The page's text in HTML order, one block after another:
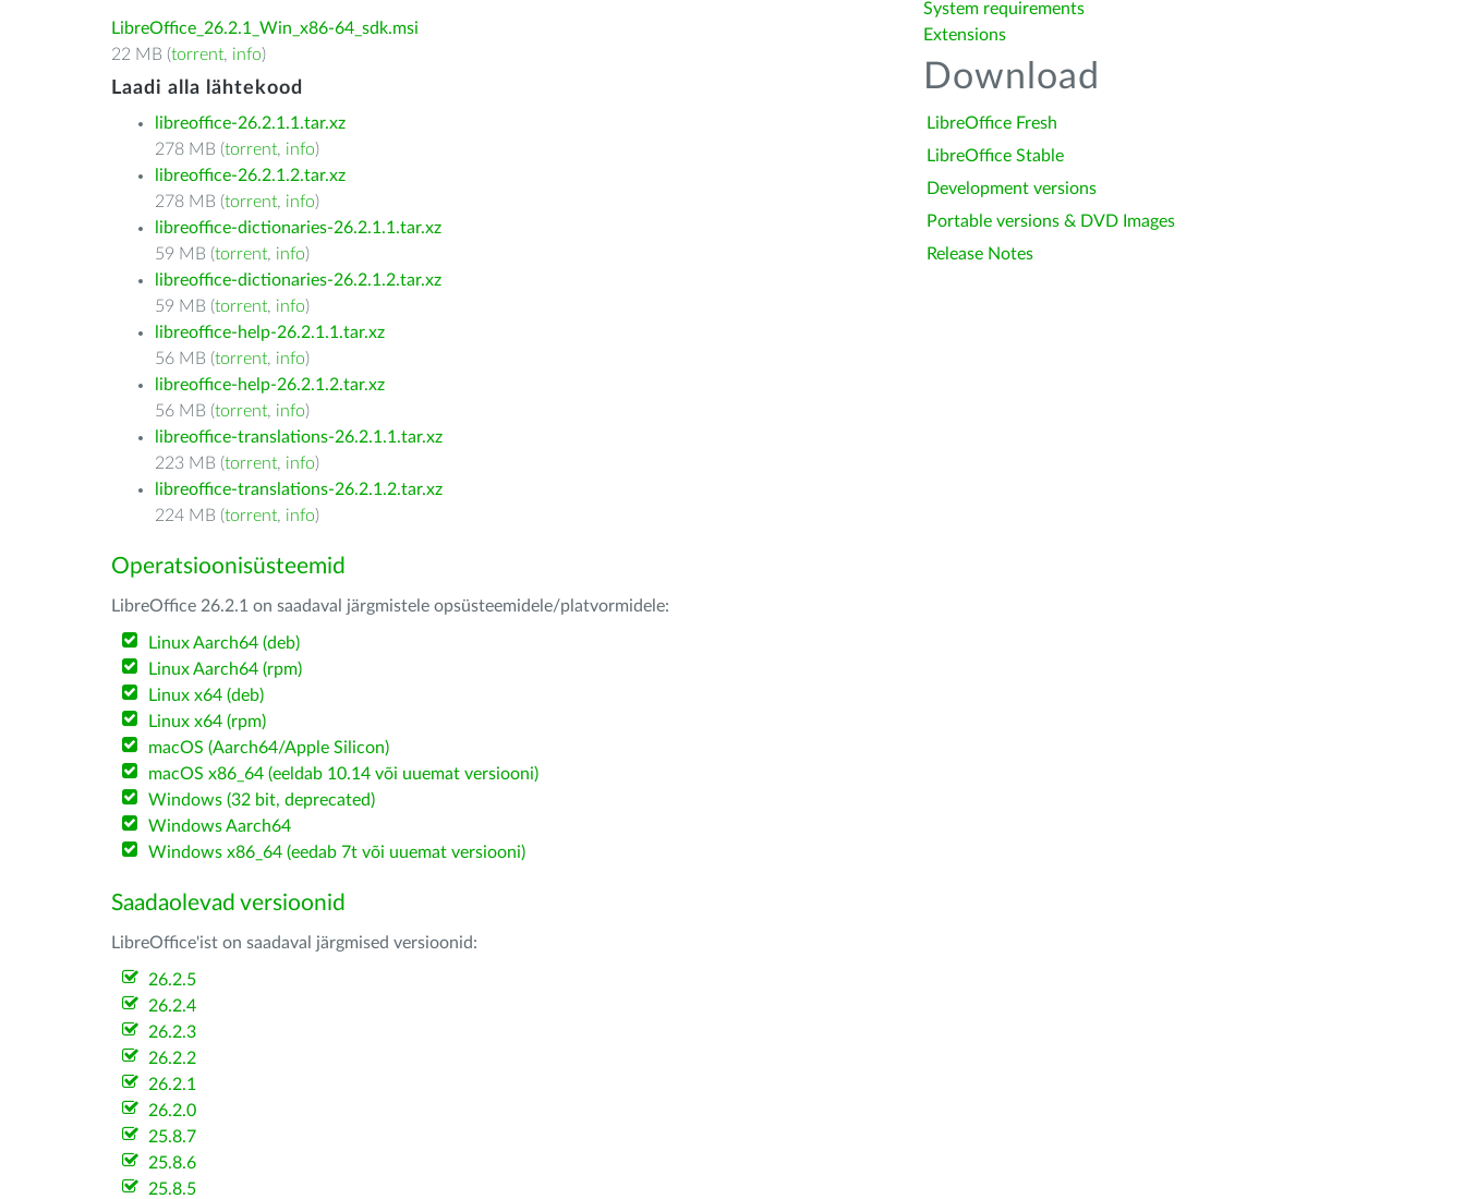
LibreOffice_26.2.1_Win_x86-64_sdk.msi
22 MB (torrent, info)
Laadi alla lähtekood
libreoffice-26.2.1.1.tar.xz
278 MB (torrent, info)
libreoffice-26.2.1.2.tar.xz
278 MB (torrent, info)
libreoffice-dictionaries-26.2.1.1.tar.xz
59 MB (torrent, info)
libreoffice-dictionaries-26.2.1.2.tar.xz
59 MB (torrent, info)
libreoffice-help-26.2.1.1.tar.xz
56 MB (torrent, info)
libreoffice-help-26.2.1.2.tar.xz
56 MB (torrent, info)
libreoffice-translations-26.2.1.1.tar.xz
223 MB (torrent, info)
libreoffice-translations-26.2.1.2.tar.xz
224 MB (torrent, info)
Operatsioonisüsteemid
LibreOffice 26.2.1 on saadaval järgmistele opsüsteemidele/platvormidele:
Linux Aarch64 (deb)
Linux Aarch64 (rpm)
Linux x64 (deb)
Linux x64 (rpm)
macOS (Aarch64/Apple Silicon)
macOS x86_64 (eeldab 10.14 või uuemat versiooni)
Windows (32 bit, deprecated)
Windows Aarch64
Windows x86_64 (eedab 7t või uuemat versiooni)
Saadaolevad versioonid
LibreOffice'ist on saadaval järgmised versioonid:
26.2.5
26.2.4
26.2.3
26.2.2
26.2.1
26.2.0
25.8.7
25.8.6
25.8.5
System requirements
Extensions
Download
LibreOffice Fresh
LibreOffice Stable
Development versions
Portable versions & DVD Images
Release Notes